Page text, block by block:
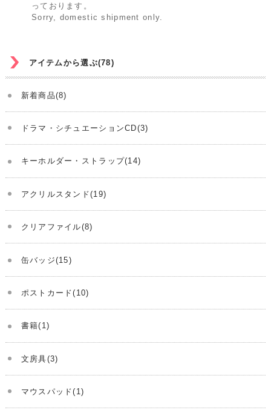
っております。
Sorry, domestic shipment only.
アイテムから選ぶ(78)
新着商品(8)
ドラマ・シチュエーションCD(3)
キーホルダー・ストラップ(14)
アクリルスタンド(19)
クリアファイル(8)
缶バッジ(15)
ポストカード(10)
書籍(1)
文房具(3)
マウスパッド(1)